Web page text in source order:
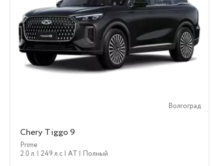
Волгоград
Chery Tiggo 9
Prime
2.0 л. | 249 л.c | AT | Полный